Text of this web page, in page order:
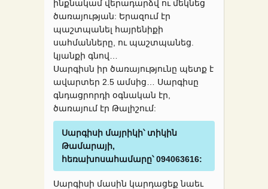
ինքնակամ վերադարձվ ու մեկնեց
ծառայության: Երազում էր
պաշտպանել հայրենիքի
սահմանները, ու պաշտպանեց.
կյանքի գնով…
Սարգիսն իր ծառայությունը պետք է
ավարտեր 2.5 ամսից… Սարգիսը
գնդացրորդի օգնական էր,
ծառայում էր Թալիշում:
Սարգիսի մայրիկի՝ տիկին
Թամարայի,
հեռախոսահամարը՝ 094063616:
Սարգիսի մասին կարդացեք նաեւ